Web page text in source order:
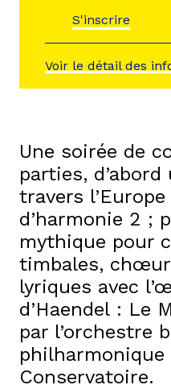
S'inscrire
Voir le détail des
Une soirée de
parties, d’abord
travers
d’harmonie 2 ;
mythique pour
timbales,
lyriques avec
d’Haendel : Le
par l’orchestre
Conservatoire.